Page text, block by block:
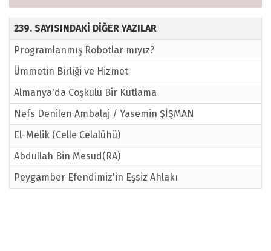
239. SAYISINDAKİ DİĞER YAZILAR
Programlanmış Robotlar mıyız?
Ümmetin Birliği ve Hizmet
Almanya'da Coşkulu Bir Kutlama
Nefs Denilen Ambalaj / Yasemin ŞİŞMAN
El-Melik (Celle Celalühü)
Abdullah Bin Mesud(RA)
Peygamber Efendimiz'in Eşsiz Ahlakı